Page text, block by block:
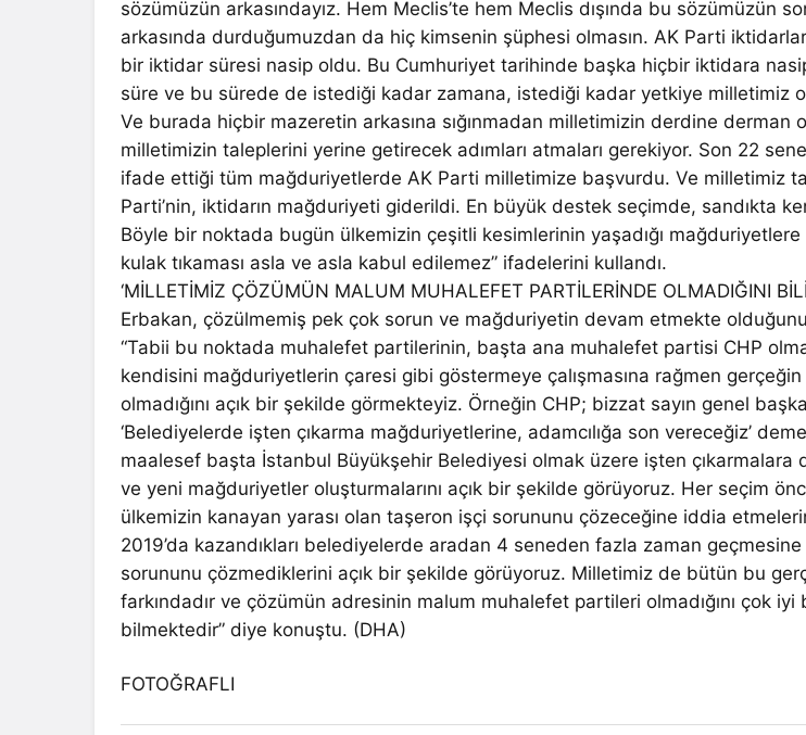
sözümüzün arkasındayız. Hem Meclis’te hem Meclis dışında bu sözümüzün
arkasında durduğumuzdan da hiç kimsenin şüphesi olmasın. AK Parti
bir iktidar süresi nasip oldu. Bu Cumhuriyet tarihinde başka hiçbir iktidara
süre ve bu sürede de istediği kadar zamana, istediği kadar yetkiye milletimiz
Ve burada hiçbir mazeretin arkasına sığınmadan milletimizin derdine derman
milletimizin taleplerini yerine getirecek adımları atmaları gerekiyor. Son 22
ifade ettiği tüm mağduriyetlerde AK Parti milletimize başvurdu. Ve milletimiz
Parti’nin, iktidarın mağduriyeti giderildi. En büyük destek seçimde, sandıkta
Böyle bir noktada bugün ülkemizin çeşitli kesimlerinin yaşadığı
kulak tıkaması asla ve asla kabul edilemez” ifadelerini kullandı.
‘MİLLETİMİZ ÇÖZÜMÜN MALUM MUHALEFET PARTİLERİNDE OLMADIĞINI
Erbakan, çözülmemiş pek çok sorun ve mağduriyetin devam etmekte
“Tabii bu noktada muhalefet partilerinin, başta ana muhalefet partisi CHP
kendisini mağduriyetlerin çaresi gibi göstermeye çalışmasına rağmen
olmadığını açık bir şekilde görmekteyiz. Örneğin CHP; bizzat sayın genel
‘Belediyelerde işten çıkarma mağduriyetlerine, adamcılığa son vereceğiz’
maalesef başta İstanbul Büyükşehir Belediyesi olmak üzere işten çıkarmalara
ve yeni mağduriyetler oluşturmalarını açık bir şekilde görüyoruz. Her seçim
ülkemizin kanayan yarası olan taşeron işçi sorununu çözeceğine iddia
2019’da kazandıkları belediyelerde aradan 4 seneden fazla zaman
sorununu çözmediklerini açık bir şekilde görüyoruz. Milletimiz de bütün bu
farkındadır ve çözümün adresinin malum muhalefet partileri olmadığını çok iyi
bilmektedir” diye konuştu. (DHA)
FOTOĞRAFLI